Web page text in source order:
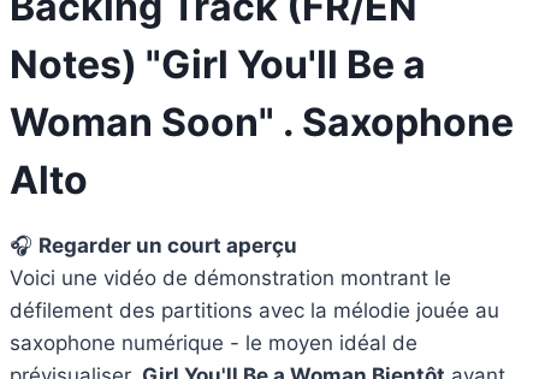
Notes) "Girl You'll Be a
Woman Soon" . Saxophone
Alto
🎧 Regarder un court aperçu
Voici une vidéo de démonstration montrant le
défilement des partitions avec la mélodie jouée au
saxophone numérique - le moyen idéal de